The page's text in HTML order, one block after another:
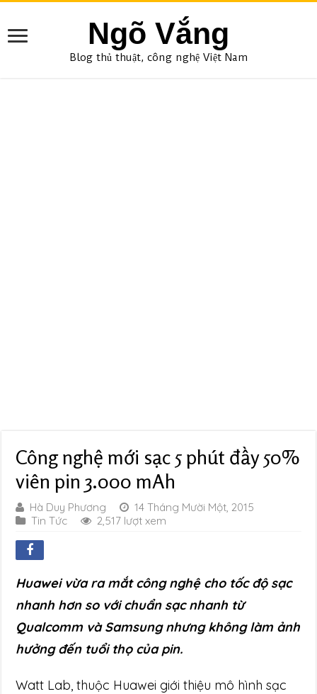
Ngõ Vắng
Blog thủ thuật, công nghệ Việt Nam
Công nghệ mới sạc 5 phút đầy 50%
viên pin 3.000 mAh
Hà Duy Phương
14 Tháng Mười Một, 2015
Tin Tức
2,517 lượt xem
Huawei vừa ra mắt công nghệ cho tốc độ sạc
nhanh hơn so với chuẩn sạc nhanh từ
Qualcomm và Samsung nhưng không làm ảnh
hưởng đến tuổi thọ của pin.
Watt Lab, thuộc Huawei giới thiệu mô hình sạc